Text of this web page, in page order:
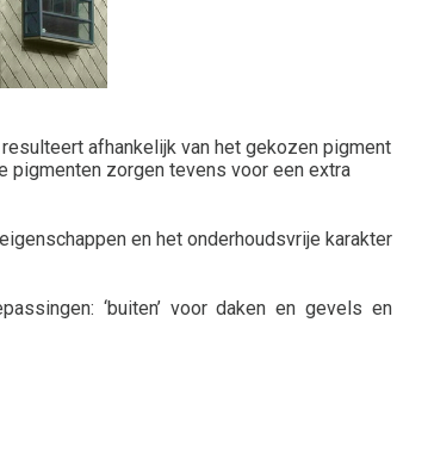
afhankelijk van het gekozen pigment
pigmenten zorgen tevens voor een extra
en het onderhoudsvrije karakter
‘buiten’ voor daken en gevels en